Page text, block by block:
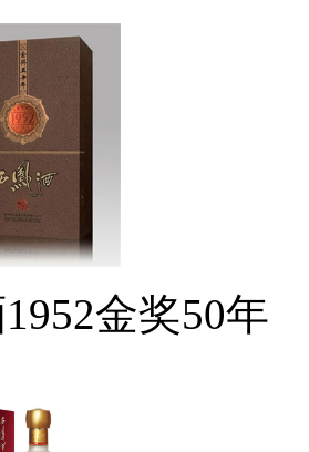
金奖50年